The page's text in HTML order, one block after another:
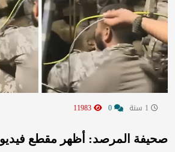
صحيفة المرصد: أظهر مقطع